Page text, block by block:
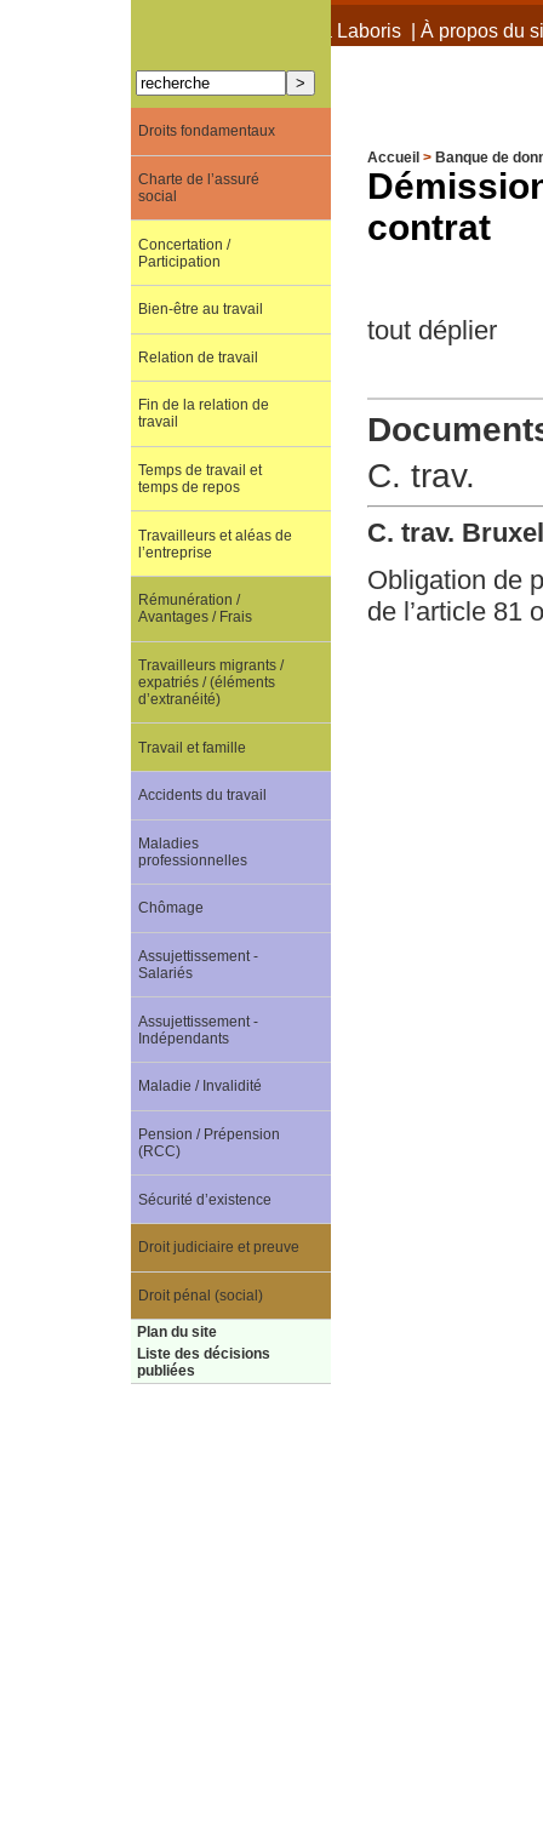
À propos de Terra Laboris| À propos du
Accueil > Banque de
contrat
tout déplier
C. trav.
C. trav.
Obligation de
de l’article 81
Droits fondamentaux
Charte de l’assuré
social
Concertation /
Participation
Bien-être au travail
Relation de travail
Fin de la relation de
travail
Temps de travail et
temps de repos
Travailleurs et aléas de
l’entreprise
Rémunération /
Avantages / Frais
Travailleurs migrants /
expatriés / (éléments
d’extranéité)
Travail et famille
Accidents du travail
Maladies
professionnelles
Chômage
Assujettissement -
Salariés
Assujettissement -
Indépendants
Maladie / Invalidité
Pension / Prépension
(RCC)
Sécurité d’existence
Droit judiciaire et preuve
Droit pénal (social)
Plan du site
Liste des décisions
publiées